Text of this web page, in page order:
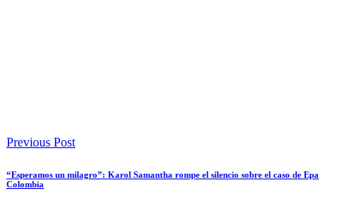
Previous Post
“Esperamos un milagro”: Karol Samantha rompe el silencio sobre el caso de Epa
Colombia